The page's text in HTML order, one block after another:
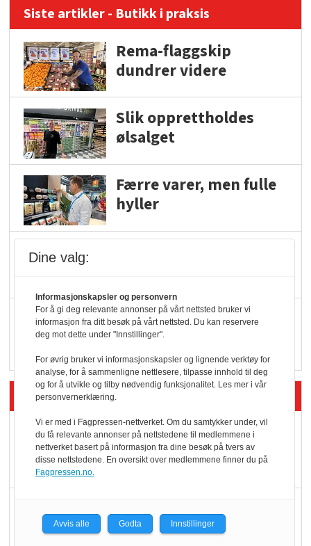
Siste artikler - Butikk i praksis
Rema-flaggskip
dundrer videre
Slik opprettholdes
ølsalget
Færre varer, men fulle
hyller
Q passerte 1 milliard i
Rema i 2025
Siste artikler - Økologisk
Kolonihagens norske
yoghurt: Trues av
Marit Kolby vant
Økologisk Norge sin
Dine valg:
Informasjonskapsler og personvern
For å gi deg relevante annonser på vårt nettsted bruker vi
informasjon fra ditt besøk på vårt nettsted. Du kan reservere
deg mot dette under "Innstillinger".
For øvrig bruker vi informasjonskapsler og lignende verktøy for
analyse, for å sammenligne nettlesere, tilpasse innhold til deg
og for å utvikle og tilby nødvendig funksjonalitet. Les mer i vår
personvernerklæring.
Vi er med i Fagpressen-nettverket. Om du samtykker under, vil
du få relevante annonser på nettstedene til medlemmene i
nettverket basert på informasjon fra dine besøk på tvers av
disse nettstedene. En oversikt over medlemmene finner du på
Fagpressen.no.
Avvis alle Godta Innstillinger